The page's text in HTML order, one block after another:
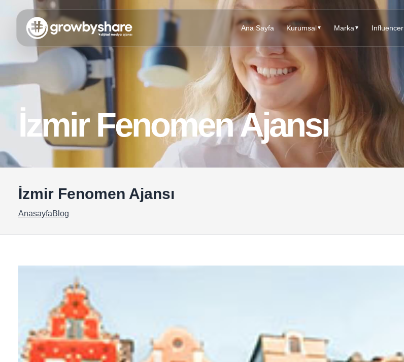
Ana Sayfa Kurumsal ▼ Marka ▼ Influencer
İzmir Fenomen Ajansı
İzmir Fenomen Ajansı
AnasayfaBlog